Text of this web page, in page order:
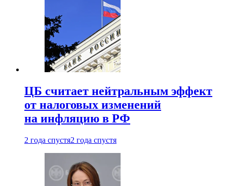
ЦБ считает нейтральным эффект
от налоговых изменений
на инфляцию в РФ
2 года спустя2 года спустя